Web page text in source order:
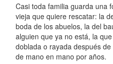
Casi toda familia guarda una
vieja que quiere rescatar: la
boda de los abuelos, la del
alguien que ya no está, la
doblada o rayada después
de mano en mano por años.